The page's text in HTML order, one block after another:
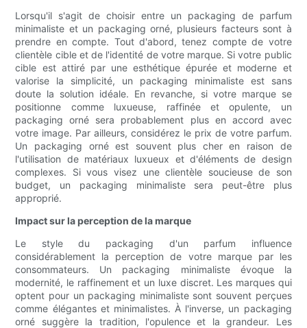
Lorsqu'il s'agit de choisir entre un packaging de parfum
minimaliste et un packaging orné, plusieurs facteurs sont à
prendre en compte. Tout d'abord, tenez compte de votre
clientèle cible et de l'identité de votre marque. Si votre public
cible est attiré par une esthétique épurée et moderne et
valorise la simplicité, un packaging minimaliste est sans
doute la solution idéale. En revanche, si votre marque se
positionne comme luxueuse, raffinée et opulente, un
packaging orné sera probablement plus en accord avec
votre image. Par ailleurs, considérez le prix de votre parfum.
Un packaging orné est souvent plus cher en raison de
l'utilisation de matériaux luxueux et d'éléments de design
complexes. Si vous visez une clientèle soucieuse de son
budget, un packaging minimaliste sera peut-être plus
approprié.
Impact sur la perception de la marque
Le style du packaging d'un parfum influence
considérablement la perception de votre marque par les
consommateurs. Un packaging minimaliste évoque la
modernité, le raffinement et un luxe discret. Les marques qui
optent pour un packaging minimaliste sont souvent perçues
comme élégantes et minimalistes. À l'inverse, un packaging
orné suggère la tradition, l'opulence et la grandeur. Les